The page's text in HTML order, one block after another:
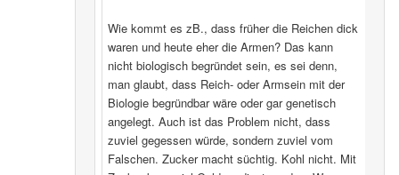
Wie kommt es zB., dass früher die Reichen dick
waren und heute eher die Armen? Das kann
nicht biologisch begründet sein, es sei denn,
man glaubt, dass Reich- oder Armsein mit der
Biologie begründbar wäre oder gar genetisch
angelegt. Auch ist das Problem nicht, dass
zuviel gegessen würde, sondern zuviel vom
Falschen. Zucker macht süchtig. Kohl nicht. Mit